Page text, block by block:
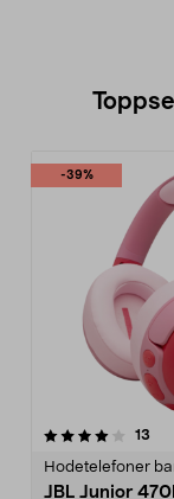
-39%
13
Hodetelefoner
JBL Junior
4.0 av 5